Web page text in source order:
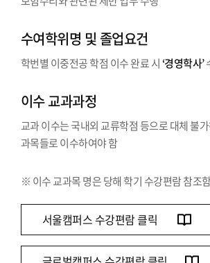
수여학위명 및 졸업요건
학번별 이중전공 학점 이수 완료 시 ‘경영학사’
이수 교과과정
교과 이수는 국내외 교류학점 등으로 대체 불
과목들로 이수하여야 함
※ 이수 교과목 명은 당해 학기 수강편람 참조
서울캠퍼스 수강편람 클릭